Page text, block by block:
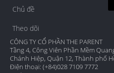
Chủ đề
Theo dõi
CÔNG TY CỔ PHẦN THE PARENT
Tầng 4, Công Viên Phần Mềm
Chánh Hiệp, Quận 12, Thành phố
Điện thoại: (+84)028 7109 7772